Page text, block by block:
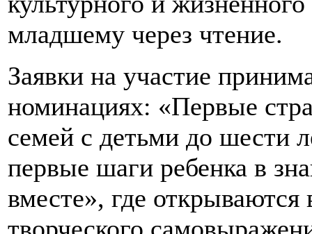
младшему через чтение.
Заявки на участие
номинациях: «Первые
семей с детьми до шести
первые шаги ребенка в
вместе», где